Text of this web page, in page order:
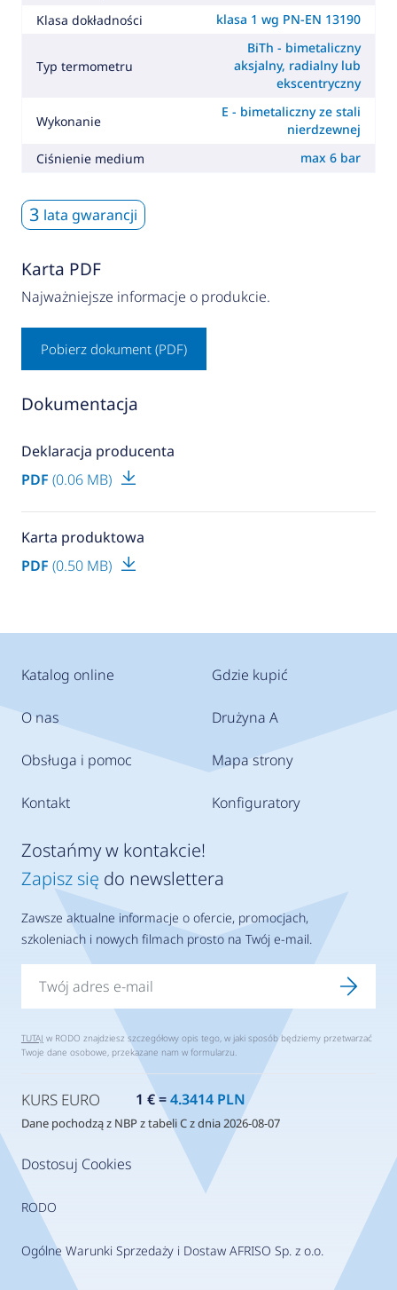
Klasa dokładności
klasa 1 wg PN-EN 13190
Typ termometru
BiTh - bimetaliczny
aksjalny, radialny lub
ekscentryczny
Wykonanie
E - bimetaliczny ze stali
nierdzewnej
Ciśnienie medium
max 6 bar
3 lata gwarancji
Karta PDF
Najważniejsze informacje o produkcie.
Pobierz dokument (PDF)
Dokumentacja
Deklaracja producenta
PDF (0.06 MB)
Karta produktowa
PDF (0.50 MB)
Katalog online
O nas
Obsługa i pomoc
Kontakt
Gdzie kupić
Drużyna A
Mapa strony
Konfiguratory
Dostosuj Cookies
RODO
Ogólne Warunki Sprzedaży i Dostaw AFRISO Sp. z o.o.
Zostańmy w kontakcie!
Zapisz się do newslettera
Zawsze aktualne informacje o ofercie, promocjach,
szkoleniach i nowych filmach prosto na Twój e-mail.
TUTAJ w RODO znajdziesz szczegółowy opis tego, w jaki sposób będziemy przetwarzać
Twoje dane osobowe, przekazane nam w formularzu.
KURS EURO 1 € =4.3414 PLN
Dane pochodzą z NBP z tabeli C z dnia 2026-08-07